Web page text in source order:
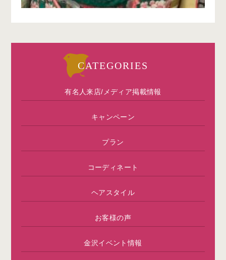
CATEGORIES
有名人来店/メディア掲載情報
キャンペーン
プラン
コーディネート
ヘアスタイル
お客様の声
金沢イベント情報